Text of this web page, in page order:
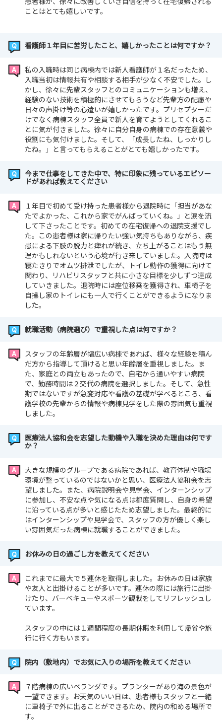
ことはとても嬉しいです。
看護師１年目に苦労したこと、嬉しかったことは何ですか？
私の入職時は同じ病棟内では新人看護師が１名だったため、
入職当初は情報共有や相談する相手が少なく不安でした。し
かし、徐々に先輩スタッフとのコミュニケーションも増え、
経験のない技術を積極的にさせてもらうなど先輩方の配慮や
日々の声掛け等の心遣いが嬉しかったです。プリセプターだ
けでなく病棟スタッフ全員で新人を育てようとしてくれるこ
とに気が付きました。徐々に自分自身の病棟での存在意義や
役割にも気付けました。そして、「成長したね、しっかりし
たね。」と言ってもらえることがとても嬉しかったです。
今まで仕事をしてきた中で、特に印象に残っているエピソー
ドがあれば教えてください
１年目で初めて受け持った患者様から退院時に「担当があな
たでよかった、これから家でがんばっていくね。」と涙を流
して下さったことです。初めての在宅復帰への退院支援でし
た。この患者様は家に帰りたい強い気持ちもありながら、疾
患による下肢の脱力と痺れが続き、立ち上がることはもう無
理かもしれないという心境が行き来していました。入院時は
寝たきりでオムツ排泄でしたが、トイレ動作の獲得に向けて
関わり、リハビリスタッフと共に小さな目標を少しずつ達成
していきました。退院時には座位移乗を獲得され、車椅子を
自操し家のトイレにも一人で行くことができるようになりま
した。
就職活動（病院選び）で重視した点は何ですか？
スタッフの年齢層が幅広い病棟であれば、様々な経験を積ん
だ方から指導して頂けると思い年齢層を重視しました。ま
た、家庭との両立もあったので、自宅から通いやすい病院
で、勤務時間は２交代の病院を選択しました。そして、急性
期ではないですが急変対応や看護の基礎が学べるところ、看
護学校の先輩からの情報や病棟見学をした際の雰囲気も重視
しました。
医療法人協和会を志望した動機や入職を決めた理由は何です
か？
大きな規模のグループである病院であれば、教育体制や職場
環境が整っているのではないかと思い、医療法人協和会を志
望しました。また、病院説明会や見学会、インターンシップ
に参加し、不安な点や気になる点は都度質問し、自身の希望
に沿っている点が多いと感じたため志望しました。最終的に
はインターンシップや見学会で、スタッフの方が優しく楽し
い雰囲気だった病棟に就職することができました。
お休みの日の過ごし方を教えてください
これまでに最大で５連休を取得しました。お休みの日は家族
や友人と出掛けることが多いです。連休の際には旅行に出掛
けたり、バーベキューやスポーツ観戦をしてリフレッシュし
ています。
スタッフの中には１週間程度の長期休暇を利用して帰省や旅
行に行く方もいます。
院内（敷地内）でお気に入りの場所を教えてください
７階病棟の広いベランダです。プランターがあり海の景色が
一望できます。お天気のいい日は、患者様もスタッフと一緒
に車椅子で外に出ることができるため、院内の和める場所で
す。